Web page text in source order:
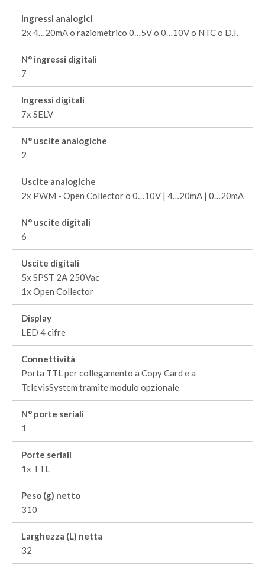
Ingressi analogici
2x 4…20mA o raziometrico 0…5V o 0…10V o NTC o D.I.
N° ingressi digitali
7
Ingressi digitali
7x SELV
N° uscite analogiche
2
Uscite analogiche
2x PWM - Open Collector o 0…10V | 4…20mA | 0…20mA
N° uscite digitali
6
Uscite digitali
5x SPST 2A 250Vac
1x Open Collector
Display
LED 4 cifre
Connettività
Porta TTL per collegamento a Copy Card e a
TelevisSystem tramite modulo opzionale
N° porte seriali
1
Porte seriali
1x TTL
Peso (g) netto
310
Larghezza (L) netta
32